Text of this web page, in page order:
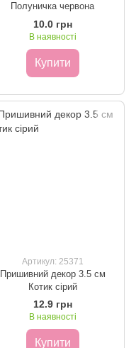
Полуничка червона
10.0 грн
В наявності
Купити
Артикул: 25371
Пришивний декор 3.5 см
Котик сірий
12.9 грн
В наявності
Купити